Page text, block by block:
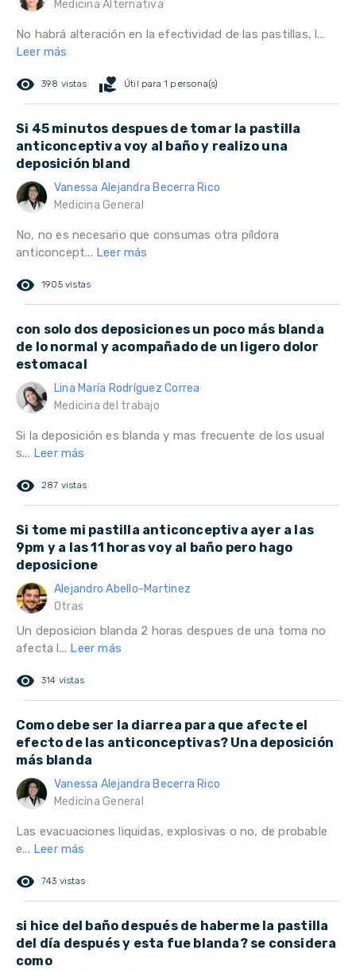
Medicina Alternativa
No habrá alteración en la efectividad de las pastillas, l...
Leer más
remove_red_eye 398 vistas volunteer_activism Útil para 1 persona(s)
Si 45 minutos despues de tomar la pastilla
anticonceptiva voy al baño y realizo una
deposición bland
Vanessa Alejandra Becerra Rico
Medicina General
No, no es necesario que consumas otra píldora
anticoncept... Leer más
remove_red_eye 1905 vistas
con solo dos deposiciones un poco más blanda
de lo normal y acompañado de un ligero dolor
estomacal
Lina María Rodríguez Correa
Medicina del trabajo
Si la deposición es blanda y mas frecuente de los usual
s... Leer más
remove_red_eye 287 vistas
Si tome mi pastilla anticonceptiva ayer a las
9pm y a las 11 horas voy al baño pero hago
deposicione
Alejandro Abello-Martinez
Otras
Un deposicion blanda 2 horas despues de una toma no
afecta l... Leer más
remove_red_eye 314 vistas
Como debe ser la diarrea para que afecte el
efecto de las anticonceptivas? Una deposición
más blanda
Vanessa Alejandra Becerra Rico
Medicina General
Las evacuaciones liquidas, explosivas o no, de probable
e... Leer más
remove_red_eye 743 vistas
si hice del baño después de haberme la pastilla
del día después y esta fue blanda? se considera
como